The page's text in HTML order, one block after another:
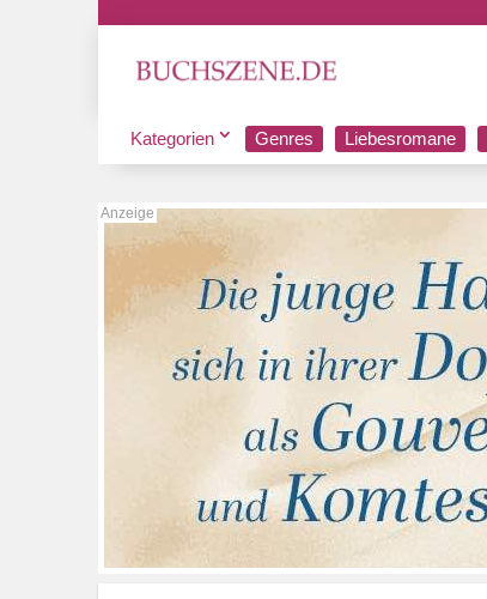
Kategorien Genres Liebesromane